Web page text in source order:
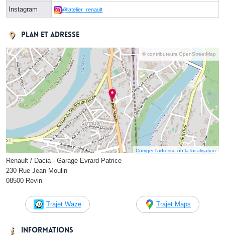
Instagram @latelier_renault
Plan et adresse
© contributeurs OpenStreetMap
Corriger l’adresse ou la localisation
Renault / Dacia - Garage Evrard Patrice
230 Rue Jean Moulin
08500 Revin
Trajet Waze Trajet Maps
Informations